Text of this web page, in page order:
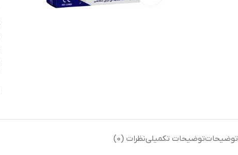
توضیحاتتوضیحات تکمیلینظرات (0)